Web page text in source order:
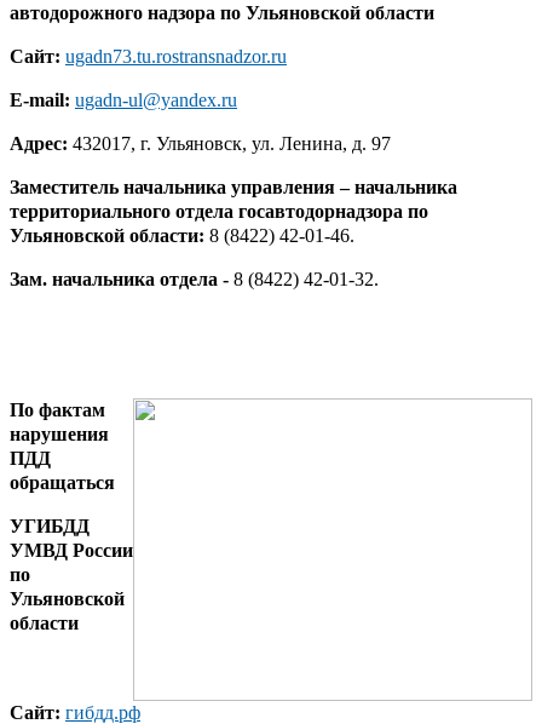
автодорожного надзора по Ульяновской области
Сайт: ugadn73.tu.rostransnadzor.ru
E-mail: ugadn-ul@yandex.ru
Адрес: 432017, г. Ульяновск, ул. Ленина, д. 97
Заместитель начальника управления – начальника
территориального отдела госавтодорнадзора по
Ульяновской области: 8 (8422) 42-01-46.
Зам. начальника отдела - 8 (8422) 42-01-32.
По фактам
нарушения
ПДД
обращаться
УГИБДД
УМВД России
по
Ульяновской
области
Сайт: гибдд.рф